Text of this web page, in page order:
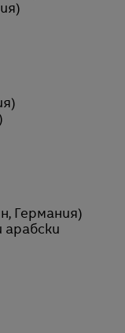
Германия)
арабски